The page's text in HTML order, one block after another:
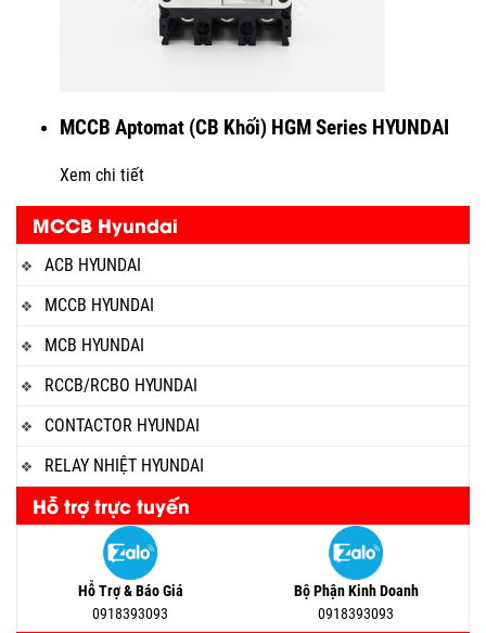
MCCB Hyundai
ACB HYUNDAI
MCCB HYUNDAI
MCB HYUNDAI
RCCB/RCBO HYUNDAI
CONTACTOR HYUNDAI
RELAY NHIỆT HYUNDAI
Hỗ trợ trực tuyến
Hỗ Trợ & Báo Giá
0918393093
Bộ Phận Kinh Doanh
0918393093
MCCB Aptomat (CB Khối) HGM Series HYUNDAI
Xem chi tiết